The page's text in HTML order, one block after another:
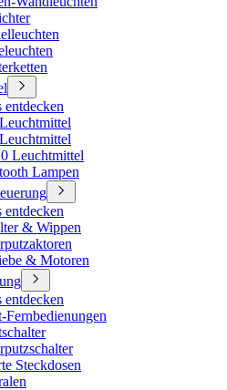
entdecken
Leuchtmittel
Lampen
entdecken
& Wippen
& Motoren
entdecken
Fernbedienungen
Steckdosen